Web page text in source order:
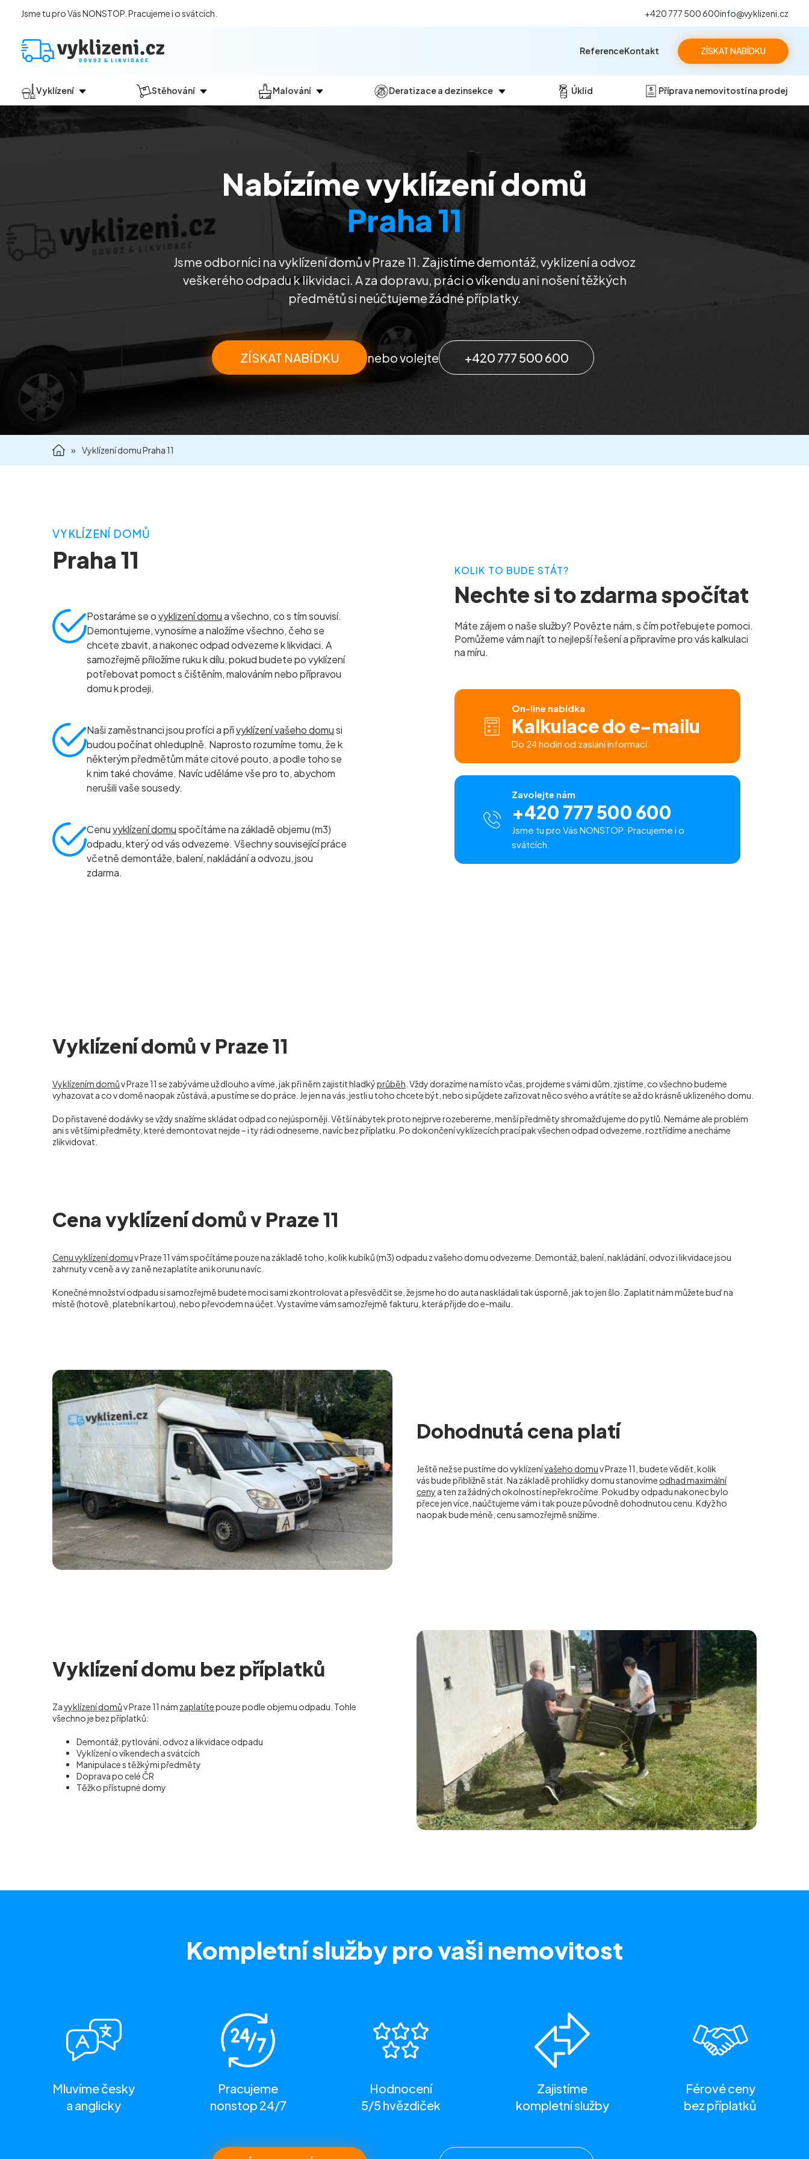
Jsme tu pro Vás NONSTOP. Pracujeme i o svátcích. +420 777 500 600info@vyklizeni.cz
ZÍSKAT NABÍDKU
Vyklízení
Jak vyklízení probíhá?
Vyklízení sklepů a garáží
Vyklízení zahrad
Stěhování Malování
Malování kanceláří
Malování komerčních prostor
Deratizace a dezinsekce
Dezinsekce
Úklid Příprava nemovitostí na prodej
ReferenceKontakt
Nabízíme vyklízení domů
Praha 11
Jsme odborníci na vyklízení domů v Praze 11. Zajistíme demontáž, vyklizení a odvoz
veškerého odpadu k likvidaci. A za dopravu, práci o víkendu ani nošení těžkých
předmětů si neúčtujeme žádné příplatky.
ZÍSKAT NABÍDKU nebo volejte +420 777 500 600
» Vyklízení domu Praha 11
VYKLÍZENÍ DOMŮ
Praha 11
Postaráme se ovyklizení domua všechno, co s tím souvisí.
Demontujeme, vynosíme a naložíme všechno, čeho se
chcete zbavit, a nakonec odpad odvezeme k likvidaci. A
samozřejmě přiložíme ruku k dílu, pokud budete po vyklízení
potřebovat pomoct s čištěním, malováním nebo přípravou
domu k prodeji.
Naši zaměstnanci jsou profíci a přivyklízení vašeho domusi
budou počínat ohleduplně. Naprosto rozumíme tomu, že k
některým předmětům máte citové pouto, a podle toho se
k nim také chováme. Navíc uděláme vše pro to, abychom
nerušili vaše sousedy.
Cenuvyklízení domuspočítáme na základě objemu (m3)
odpadu, který od vás odvezeme. Všechny související práce
včetně demontáže, balení, nakládání a odvozu, jsou
zdarma.
KOLIK TO BUDE STÁT?
Nechte si to zdarma spočítat
Máte zájem o naše služby? Povězte nám, s čím potřebujete pomoci.
Pomůžeme vám najít to nejlepší řešení a připravíme pro vás kalkulaci
na míru.
On-line nabídka
Kalkulace do e-mailu
Do 24 hodin od zaslání informací.
Zavolejte nám
+420 777 500 600
Jsme tu pro Vás NONSTOP. Pracujeme i o
svátcích.
Vyklízení domů v Praze 11
Vyklízením domův Praze 11 se zabýváme už dlouho a víme, jak při něm zajistit hladkýprůběh . Vždy dorazíme na místo včas, projdeme s vámi dům, zjistíme, co všechno budeme
vyhazovat a co v domě naopak zůstává, a pustíme se do práce. Je jen na vás, jestli u toho chcete být, nebo si půjdete zařizovat něco svého a vrátíte se až do krásně uklizeného domu.
Do přistavené dodávky se vždy snažíme skládat odpad co nejúsporněji. Větší nábytek proto nejprve rozebereme, menší předměty shromažďujeme do pytlů. Nemáme ale problém
ani s většími předměty, které demontovat nejde – i ty rádi odneseme, navíc bez příplatku. Po dokončení vyklízecích prací pak všechen odpad odvezeme, roztřídíme a necháme
zlikvidovat.
Cena vyklízení domů v Praze 11
Cenu vyklízení domuv Praze 11 vám spočítáme pouze na základě toho, kolik kubíků (m3) odpadu z vašeho domu odvezeme. Demontáž, balení, nakládání, odvoz i likvidace jsou
zahrnuty v ceně a vy za ně nezaplatíte ani korunu navíc.
Konečné množství odpadu si samozřejmě budete moci sami zkontrolovat a přesvědčit se, že jsme ho do auta naskládali tak úsporně, jak to jen šlo. Zaplatit nám můžete buď na
místě (hotově, platební kartou), nebo převodem na účet. Vystavíme vám samozřejmě fakturu, která přijde do e-mailu.
Dohodnutá cena platí
Ještě než se pustíme do vyklízenívašeho domuv Praze 11, budete vědět, kolik
vás bude přibližně stát. Na základě prohlídky domu stanovíme odhad maximální
ceny a ten za žádných okolností nepřekročíme. Pokud by odpadu nakonec bylo
přece jen více, naúčtujeme vám i tak pouze původně dohodnutou cenu. Když ho
naopak bude méně, cenu samozřejmě snížíme.
Vyklízení domu bez příplatků
Zavyklízení domův Praze 11 nám zaplatítepouze podle objemu odpadu. Tohle
všechno je bez příplatků:
Demontáž, pytlování, odvoz a likvidace odpadu
Vyklízení o víkendech a svátcích
Manipulace s těžkými předměty
Doprava po celé ČR
Těžko přístupné domy
Kompletní službypro vaši nemovitost
Mluvíme česky
a anglicky
Pracujeme
nonstop 24/7
Hodnocení
5/5 hvězdiček
Zajistíme
kompletní služby
Férové ceny
bez příplatků